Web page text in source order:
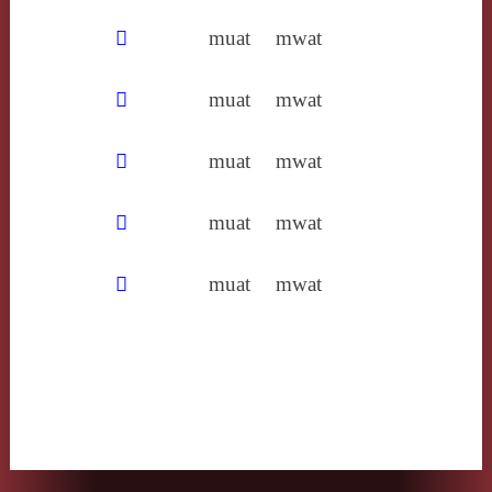
𦫕 muat mwat
𨣱 muat mwat
𩑷 muat mwat
𩱷 muat mwat
𩿣 muat mwat